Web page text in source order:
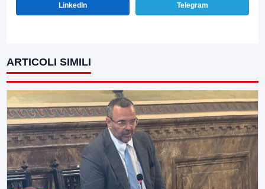
LinkedIn Telegram
ARTICOLI SIMILI